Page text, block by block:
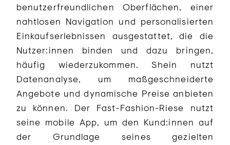
benutzerfreundlichen Oberflächen, einer
nahtlosen Navigation und personalisierten
Einkaufserlebnissen ausgestattet, die die
Nutzer:innen binden und dazu bringen,
häufig wiederzukommen. Shein nutzt
Datenanalyse, um maßgeschneiderte
Angebote und dynamische Preise anbieten
zu können. Der Fast-Fashion-Riese nutzt
seine mobile App, um den Kund:innen auf
der Grundlage seines gezielten